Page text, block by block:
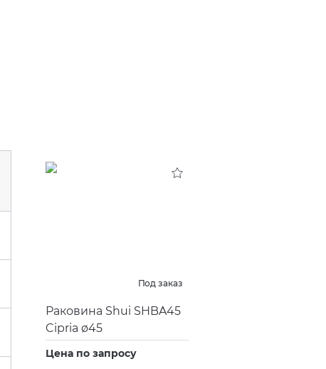
Под заказ
Раковина Shui SHBA45
Cipria ø45
Цена по запросу